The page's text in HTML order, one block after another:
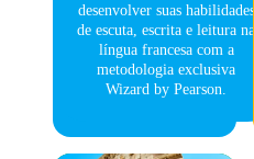
desenvolver suas habilidades
de escuta, escrita e leitura na
língua francesa com a
metodologia exclusiva
Wizard by Pearson.